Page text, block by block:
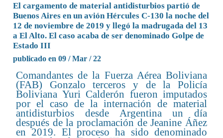
El cargamento de material antidisturbios partió de
Buenos Aires en un avión Hércules C-130 la noche del
12 de noviembre de 2019 y llegó la madrugada del 13
a El Alto. El caso acaba de ser denominado Golpe de
Estado III
publicado en 09 / Mar / 22
Comandantes de la Fuerza Aérea Boliviana
(FAB) Gonzalo terceros y de la Policía
Boliviana Yuri Calderón fueron imputados
por el caso de la internación de material
antidisturbios desde Argentina un día
después de la proclamación de Jeanine Áñez
en 2019. El proceso ha sido denominado